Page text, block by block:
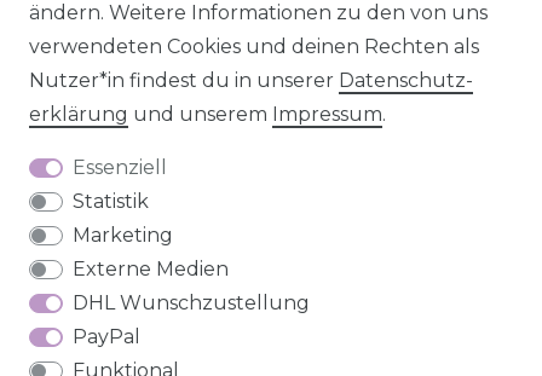
ändern. Weitere Informationen zu den von uns
verwendeten Cookies und deinen Rechten als
Nutzer*in findest du in unserer Daten­schutz­
erklärung und unserem Impressum.
Essenziell
Statistik
Marketing
Externe Medien
DHL Wunschzustellung
PayPal
Funktional
Barrierefreiheitserklärung Widerrufs­recht
VERTRAG WIDERRUFEN